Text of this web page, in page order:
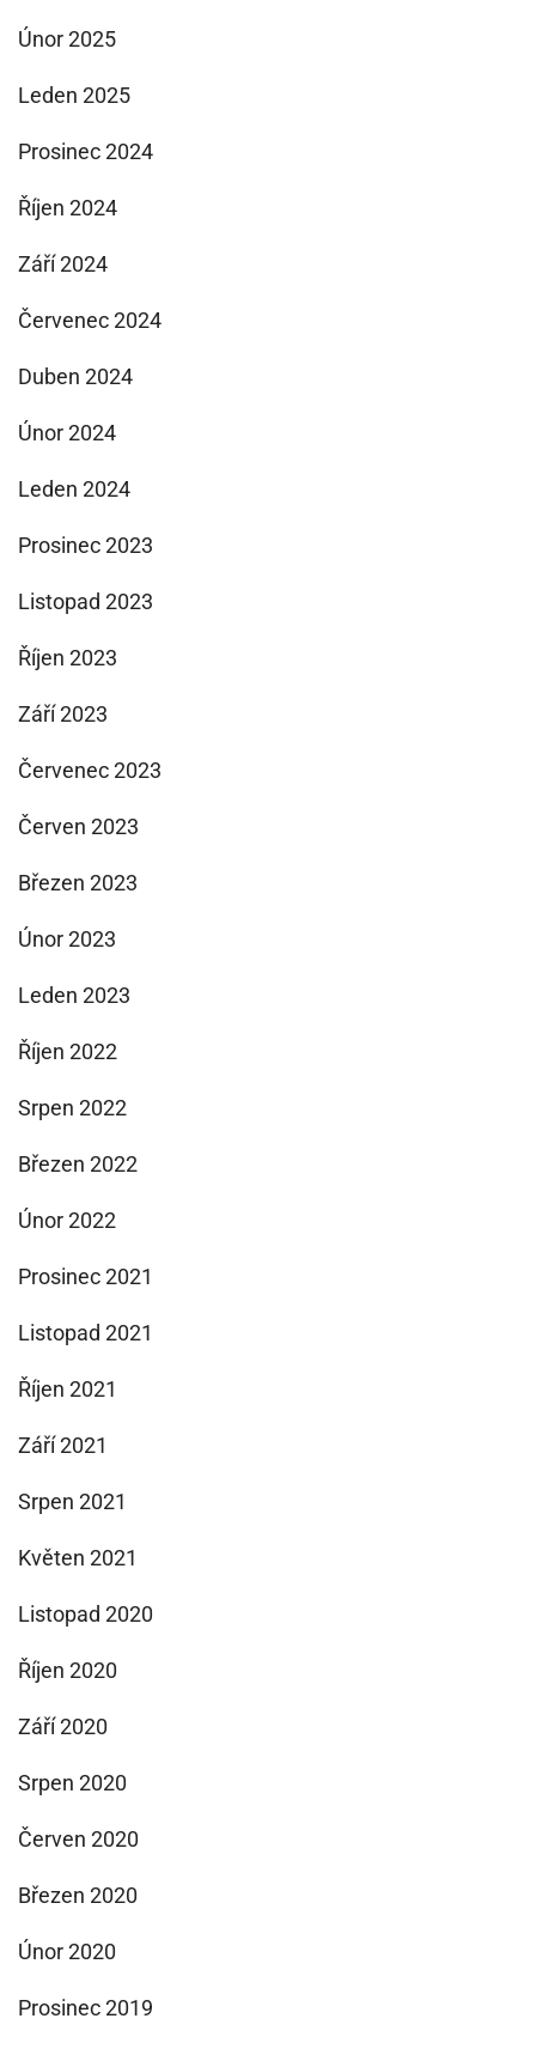
Únor 2025
Leden 2025
Prosinec 2024
Říjen 2024
Září 2024
Červenec 2024
Duben 2024
Únor 2024
Leden 2024
Prosinec 2023
Listopad 2023
Říjen 2023
Září 2023
Červenec 2023
Červen 2023
Březen 2023
Únor 2023
Leden 2023
Říjen 2022
Srpen 2022
Březen 2022
Únor 2022
Prosinec 2021
Listopad 2021
Říjen 2021
Září 2021
Srpen 2021
Květen 2021
Listopad 2020
Říjen 2020
Září 2020
Srpen 2020
Červen 2020
Březen 2020
Únor 2020
Prosinec 2019